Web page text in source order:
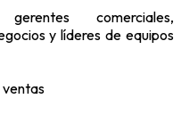
comerciales,
y líderes de equipos
ventas